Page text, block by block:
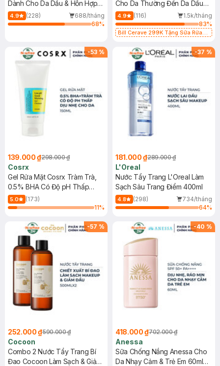
Dành Cho Da Dầu & Hỗn Hợp
500ml
4.9 (228)
688/tháng
68%
Cho Da Thường Đến Da Dầu
473ml
4.9 (116)
1.5k/tháng
83%
Bill Cerave 299K Tặng Sữa Rửa
-53 %
139.000 ₫298.000 ₫
Cosrx
Gel Rửa Mặt Cosrx Tràm Trà,
0.5% BHA Có Độ pH Thấp
150ml
5.0
(173)
11%
-37 %
181.000 ₫289.000 ₫
L'Oreal
Nước Tẩy Trang L'Oreal Làm
Sạch Sâu Trang Điểm 400ml
4.8 (298)
734/tháng
64%
-57 %
252.000 ₫590.000 ₫
Cocoon
Combo 2 Nước Tẩy Trang Bí
Đao Cocoon Làm Sạch & Giảm
-40 %
418.000 ₫702.000 ₫
Anessa
Sữa Chống Nắng Anessa Cho
Da Nhạy Cảm & Trẻ Em 60ml